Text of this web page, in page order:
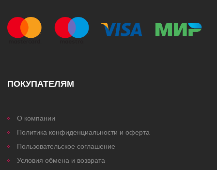
ПОКУПАТЕЛЯМ
О компании
Политика конфиденциальности и оферта
Пользовательское соглашение
Условия обмена и возврата